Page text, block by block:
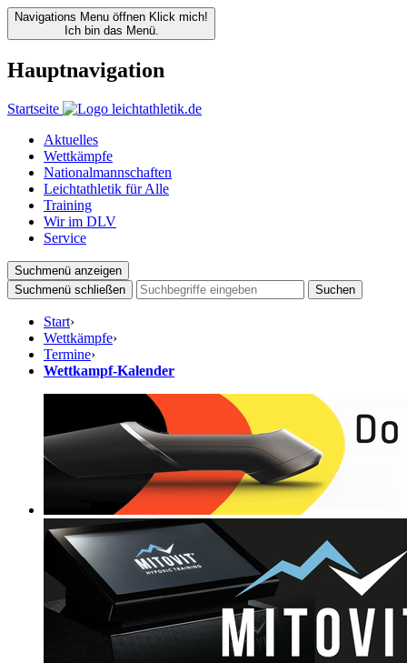
Navigations Menu öffnen Klick mich!
Ich bin das Menü.
Hauptnavigation
Startseite
Aktuelles
Wettkämpfe
Nationalmannschaften
Leichtathletik für Alle
Training
Wir im DLV
Service
Suchmenü anzeigen
Suchmenü schließen
Suchen
Start›
Wettkämpfe›
Termine›
Wettkampf-Kalender